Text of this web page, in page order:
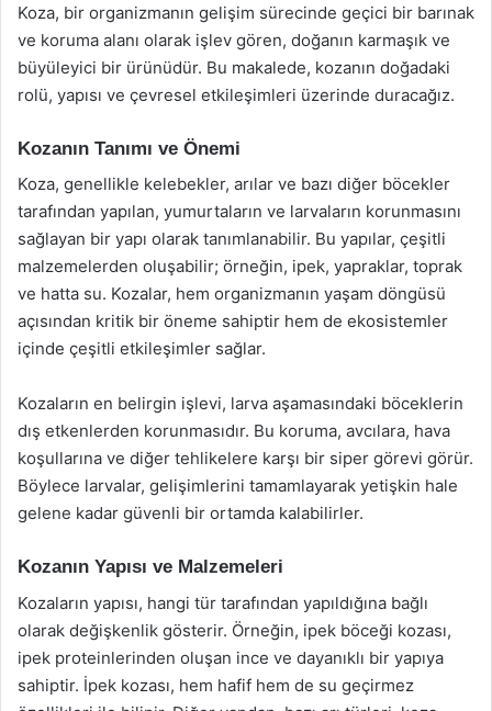
Koza, bir organizmanın gelişim sürecinde geçici bir barınak
ve koruma alanı olarak işlev gören, doğanın karmaşık ve
büyüleyici bir ürünüdür. Bu makalede, kozanın doğadaki
rolü, yapısı ve çevresel etkileşimleri üzerinde duracağız.
Kozanın Tanımı ve Önemi
Koza, genellikle kelebekler, arılar ve bazı diğer böcekler
tarafından yapılan, yumurtaların ve larvaların korunmasını
sağlayan bir yapı olarak tanımlanabilir. Bu yapılar, çeşitli
malzemelerden oluşabilir; örneğin, ipek, yapraklar, toprak
ve hatta su. Kozalar, hem organizmanın yaşam döngüsü
açısından kritik bir öneme sahiptir hem de ekosistemler
içinde çeşitli etkileşimler sağlar.
Kozaların en belirgin işlevi, larva aşamasındaki böceklerin
dış etkenlerden korunmasıdır. Bu koruma, avcılara, hava
koşullarına ve diğer tehlikelere karşı bir siper görevi görür.
Böylece larvalar, gelişimlerini tamamlayarak yetişkin hale
gelene kadar güvenli bir ortamda kalabilirler.
Kozanın Yapısı ve Malzemeleri
Kozaların yapısı, hangi tür tarafından yapıldığına bağlı
olarak değişkenlik gösterir. Örneğin, ipek böceği kozası,
ipek proteinlerinden oluşan ince ve dayanıklı bir yapıya
sahiptir. İpek kozası, hem hafif hem de su geçirmez